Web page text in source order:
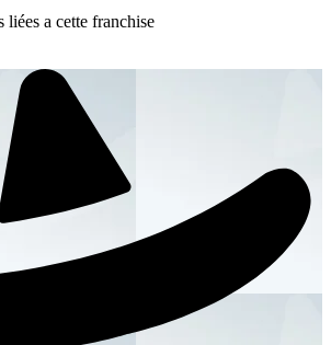
a cette franchise